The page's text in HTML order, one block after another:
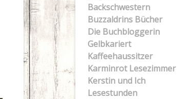
Backschwestern
Buzzaldrins Bücher
Die Buchbloggerin
Gelbkariert
Kaffeehaussitzer
Karminrot Lesezimmer
Kerstin und Ich
Lesestunden